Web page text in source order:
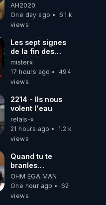
AH2020 LE LIVE
20H ***DU
04/08/2026***
RÉVEIL EST EN
MARCHE 📷
AH2020
One day ago
6.1 k
views
Les sept signes
de la fin des
temps selon
l’intervenant
misterx
17 hours ago
494
views
2214 - Ils nous
volent l'eau
relais-x
21 hours ago
1.2 k
views
Quand tu te
branles
bonhomme tu
émets des ondes
ils ont juste omis
OHM ÉGA MAN
One hour ago
62
views